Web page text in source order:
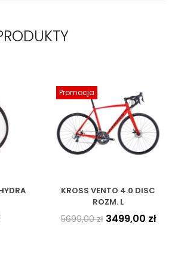
Promocja
KROSS VENTO 4.0 DISC
ROZM. L
5699,00zł 3499,00 zł